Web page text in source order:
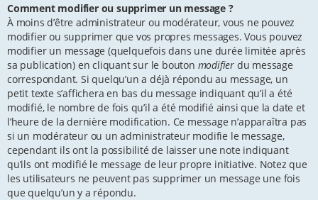
Comment modifier ou supprimer un message ?
À moins d’être administrateur ou modérateur, vous ne pouvez
modifier ou supprimer que vos propres messages. Vous pouvez
modifier un message (quelquefois dans une durée limitée après
sa publication) en cliquant sur le bouton modifier du message
correspondant. Si quelqu’un a déjà répondu au message, un
petit texte s’affichera en bas du message indiquant qu’il a été
modifié, le nombre de fois qu’il a été modifié ainsi que la date et
l’heure de la dernière modification. Ce message n’apparaîtra pas
si un modérateur ou un administrateur modifie le message,
cependant ils ont la possibilité de laisser une note indiquant
qu’ils ont modifié le message de leur propre initiative. Notez que
les utilisateurs ne peuvent pas supprimer un message une fois
que quelqu’un y a répondu.